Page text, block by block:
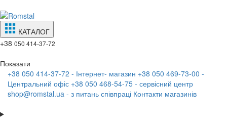
КАТАЛОГ
+38 050 414-37-72
Показати
+38 050 414-37-72 - Інтернет- магазин +38 050 469-73-00 -
Центральний офіс +38 050 468-54-75 - сервісний центр
shop@romstal.ua - з питань співпраці Контакти магазинів